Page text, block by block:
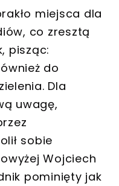
miejsca dla
co zresztą
pisząc:
do
Dla
uwagę,
sobie
Wojciech
pominięty jak